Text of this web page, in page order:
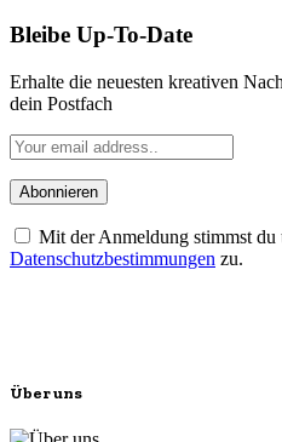
Bleibe Up-To-Date
Erhalte die neuesten kreativen
dein Postfach
Mit der Anmeldung stimmst du
Datenschutzbestimmungen zu.
Über uns